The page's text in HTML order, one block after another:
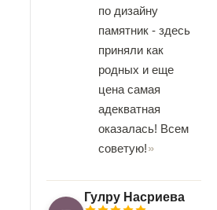
по дизайну
памятник - здесь
приняли как
родных и еще
цена самая
адекватная
оказалась! Всем
советую!
Гулру Насриева